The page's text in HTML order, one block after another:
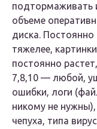
подтормаживать
объеме
диска. Постоянно
тяжелее,
постоянно
7,8,10 — любой,
ошибки, логи
никому не нужны),
чепуха, типа